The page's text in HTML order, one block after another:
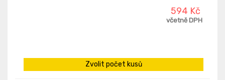
594 Kč
včetně DPH
Zvolit počet kusů